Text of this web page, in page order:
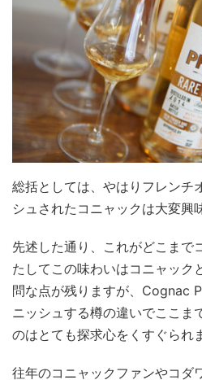
総括としては、やはりフレンチ
シュされたコニャックは大変興
先述した通り、これがどこまで
たしてこの味わいはコニャック
問な点が残りますが、Cognac
ニッシュする樽の違いでここま
のはとても探求心をくすぐられ
往年のコニャックファンやコダ